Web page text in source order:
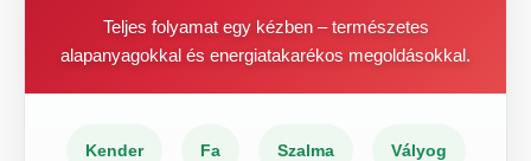
Teljes folyamat egy kézben – természetes
alapanyagokkal és energiatakarékos megoldásokkal.
Kender Fa Szalma Vályog